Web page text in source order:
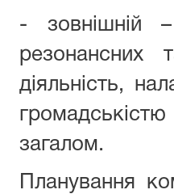
- зовнішній
резонансних
діяльність,
загалом.
Планування